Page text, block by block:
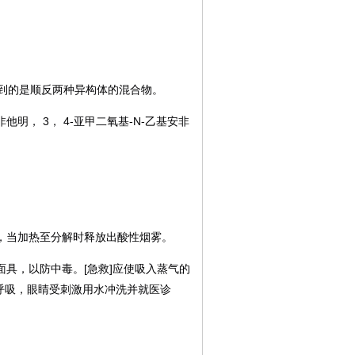
是顺反两种异构体的混合物。
他明， 3 ， 4-亚甲二氧基-N-乙基安非
加热至分解时释放出酸性烟雾。
，以防中毒。 [急救]应使吸入蒸气的
，眼睛受刺激用水冲洗并就医诊